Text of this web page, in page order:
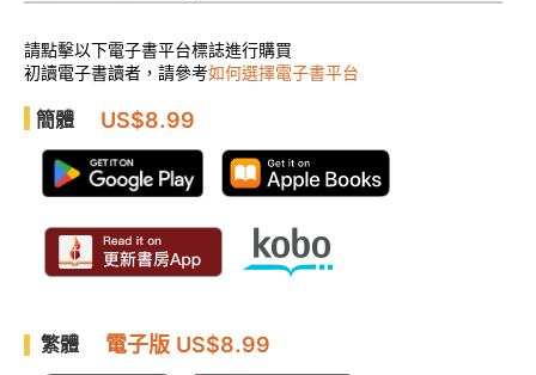
請點擊以下電子書平台標誌進行購買
初讀電子書讀者，請參考如何選擇電子書平台
簡體 US$8.99
繁體 電子版 US$8.99